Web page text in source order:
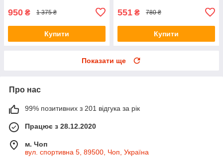
950 ₴ 1 375 ₴
Купити
551 ₴ 780 ₴
Купити
Показати ще
Про нас
99% позитивних з 201 відгука за рік
Працює з 28.12.2020
м. Чоп
вул. спортивна 5, 89500, Чоп, Україна